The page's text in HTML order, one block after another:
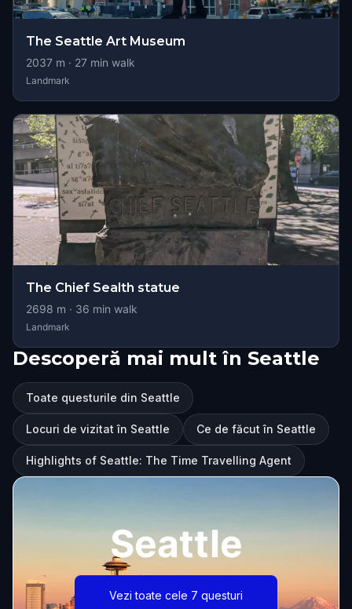
The Seattle Art Museum
2037 m · 27 min walk
Landmark
The Chief Sealth statue
2698 m · 36 min walk
Landmark
Descoperă mai mult în Seattle
Toate questurile din Seattle
Locuri de vizitat în Seattle Ce de făcut în Seattle
Highlights of Seattle: The Time Travelling Agent
Seattle
Vezi toate cele 7 questuri